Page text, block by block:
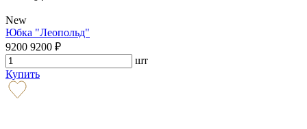
New
Юбка "Леопольд"
9200 9200 ₽
шт
Купить